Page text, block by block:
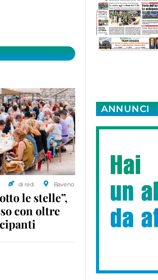
di red. Baveno
le stelle”,
con oltre
ANNUNCI